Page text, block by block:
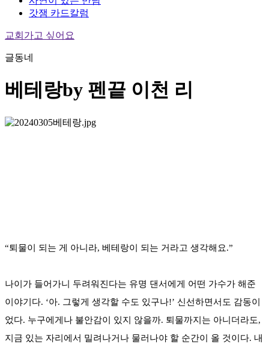
갓잼 카드칼럼
교회가고 싶어요
글동네
베테랑by 펜끝 이천 리
“퇴물이 되는 게 아니라, 베테랑이 되는 거라고 생각해요.”
나이가 들어가니 두려워진다는 유명 댄서에게 어떤 가수가 해준
이야기다. ‘아. 그렇게 생각할 수도 있구나!’ 신선하면서도 감동이
었다. 누구에게나 불안감이 있지 않을까. 퇴물까지는 아니더라도,
지금 있는 자리에서 밀려나거나 물러나야 할 순간이 올 것이다. 내